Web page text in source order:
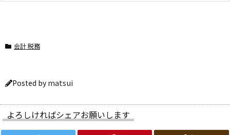
会計 税務
Posted by matsui
よろしければシェアお願いします